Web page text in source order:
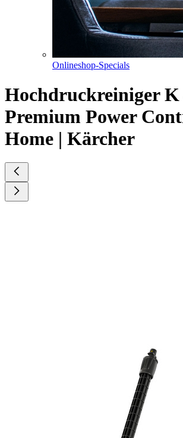
Onlineshop-Specials
Hochdruckreiniger K
Premium Power
Home | Kärcher